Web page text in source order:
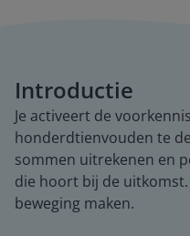
Introductie
Je activeert de
honderdtienvouden te
sommen uitrekenen en
die hoort bij de
beweging maken.